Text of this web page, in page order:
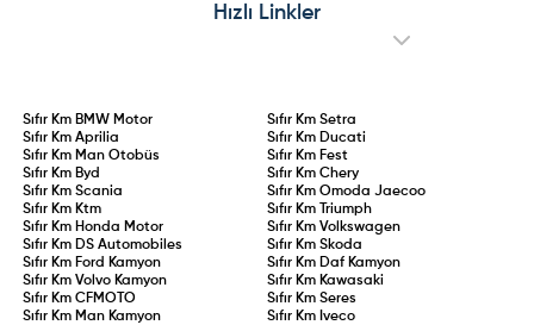
Hızlı Linkler
Sıfır Km BMW Motor Sıfır Km Setra
Sıfır KmAprilia Sıfır Km Ducati
Sıfır Km Man Otobüs Sıfır Km Fest
Sıfır Km Byd Sıfır Km Chery
Sıfır KmScania Sıfır Km Omoda Jaecoo
Sıfır Km Ktm Sıfır Km
Triumph
Sıfır Km Honda Motor Sıfır Km Volkswagen
Sıfır Km DS Automobiles Sıfır Km Skoda
Sıfır Km Ford Kamyon Sıfır Km Daf Kamyon
Sıfır KmVolvo Kamyon Sıfır Km Kawasaki
Sıfır KmCFMOTO Sıfır Km Seres
Sıfır Km Man Kamyon Sıfır Km Iveco